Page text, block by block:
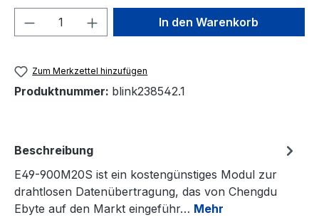
Produkt Anzahl: Gib denIn den Warenkorb
Zum Merkzettel hinzufügen
Produktnummer: blink238542.1
Beschreibung
E49-900M20S ist ein kostengünstiges Modul zur
drahtlosen Datenübertragung, das von Chengdu
Ebyte auf den Markt eingeführ… Mehr